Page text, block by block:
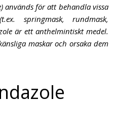
används för att behandla vissa
springmask, rundmask,
är ett anthelmintiskt medel.
maskar och orsaka dem